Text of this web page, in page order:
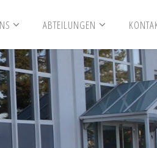
ABTEILUNGEN